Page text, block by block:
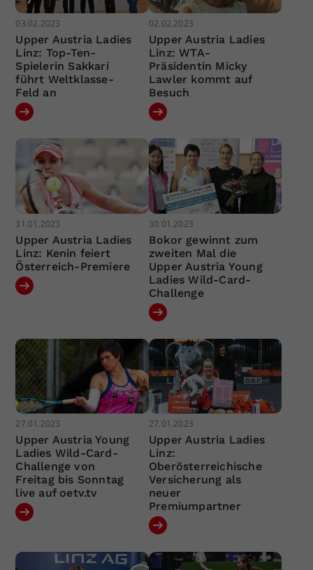
03.02.2023
Upper Austria Ladies
Linz: Top-Ten-
Spielerin Sakkari
führt Weltklasse-
Feld an
02.02.2023
Upper Austria Ladies
Linz: WTA-
Präsidentin Micky
Lawler kommt auf
Besuch
31.01.2023
Upper Austria Ladies
Linz: Kenin feiert
Österreich-Premiere
30.01.2023
Bokor gewinnt zum
zweiten Mal die
Upper Austria Young
Ladies Wild-Card-
Challenge
27.01.2023
Upper Austria Young
Ladies Wild-Card-
Challenge von
Freitag bis Sonntag
live auf oetv.tv
27.01.2023
Upper Austria Ladies
Linz:
Oberösterreichische
Versicherung als
neuer
Premiumpartner